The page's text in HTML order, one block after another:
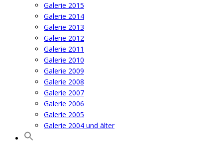
Galerie 2015
Galerie 2014
Galerie 2013
Galerie 2012
Galerie 2011
Galerie 2010
Galerie 2009
Galerie 2008
Galerie 2007
Galerie 2006
Galerie 2005
Galerie 2004 und älter